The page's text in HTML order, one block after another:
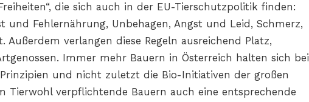
die sich auch in der EU-Tierschutzpolitik finden:
und Fehlernährung, Unbehagen, Angst und Leid, Schmerz,
Außerdem verlangen diese Regeln ausreichend Platz,
Immer mehr Bauern in Österreich halten sich bei
und nicht zuletzt die Bio-Initiativen der großen
Tierwohl verpflichtende Bauern auch eine entsprechende